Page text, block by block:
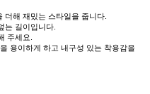
더해 재밌는 스타일을 줍니다.
는 길이입니다.
주세요.
용이하게 하고 내구성 있는 착용감을